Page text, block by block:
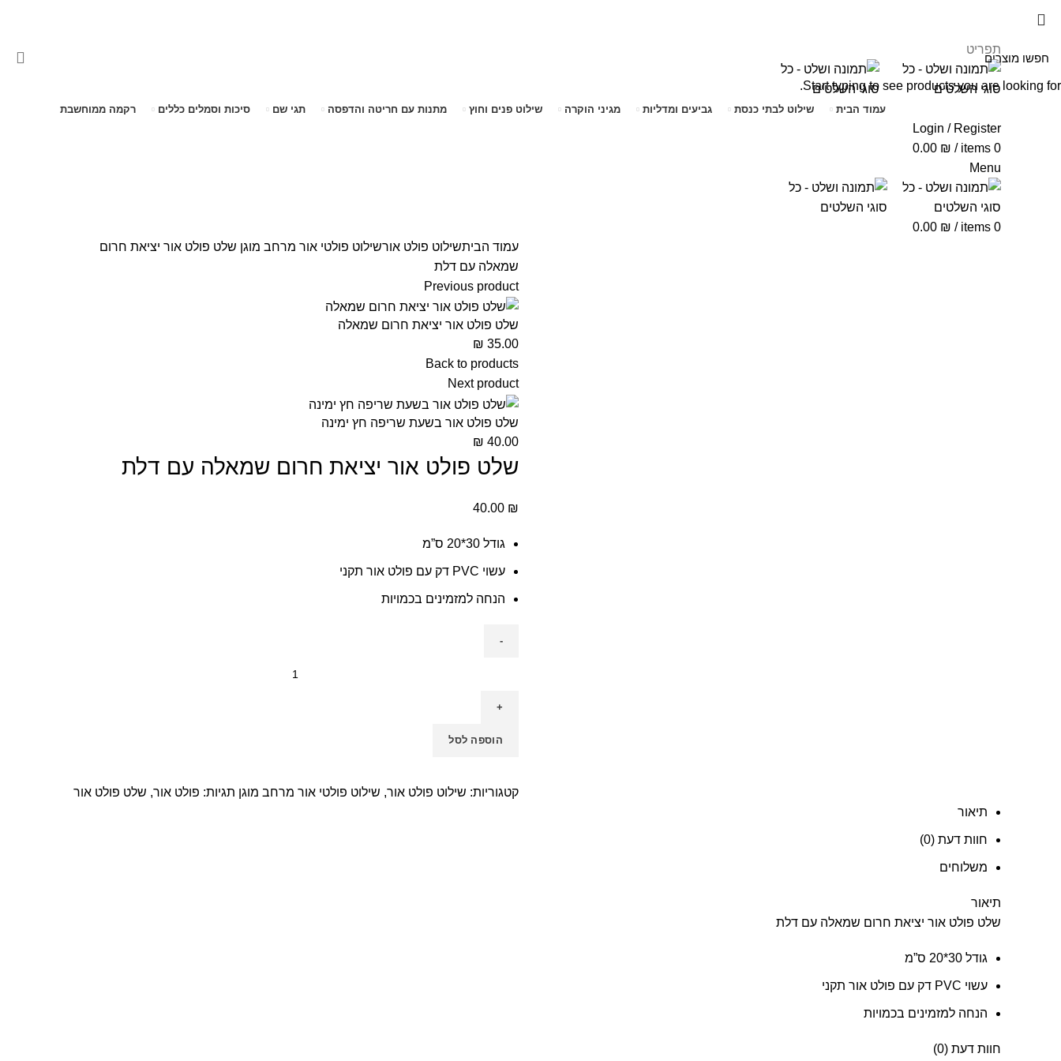
תפריט
עמוד הבית שילוט לבתי כנסת גביעים ומדליות מגיני הוקרה שילוט פנים וחוץ מתנות עם חריטה והדפסה תגי שם סיכות וסמלים כללים רקמה ממוחשבת
Login / Register
0
items
/
0.00 ₪
Menu
0
items
/
0.00 ₪
עמוד הביתשילוט פולט אורשילוט פולטי אור מרחב מוגן שלט פולט אור יציאת חרום
שמאלה עם דלת
Previous product
שלט פולט אור יציאת חרום שמאלה
35.00
₪
Back to products
Next product
שלט פולט אור בשעת שריפה חץ ימינה
40.00
₪
שלט פולט אור יציאת חרום שמאלה עם דלת
40.00 ₪
גודל 30*20 ס”מ
עשוי PVC דק עם פולט אור תקני
הנחה למזמינים בכמויות
הוספה לסל
קטגוריות: שילוט פולט אור, שילוט פולטי אור מרחב מוגן תגיות: פולט אור, שלט פולט אור
תיאור
חוות דעת (0)
משלוחים
תיאור
שלט פולט אור יציאת חרום שמאלה עם דלת
גודל 30*20 ס”מ
עשוי PVC דק עם פולט אור תקני
הנחה למזמינים בכמויות
חוות דעת (0)
Start typing to see products you are looking for.